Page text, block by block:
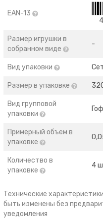
EAN-13
Размер игрушки в
собранном виде
-
Вид упаковки
Размер в упаковке
Вид групповой
упаковки
Примерный объем в
упаковке
Количество в
упаковке
4
Технические
быть изменены без
уведомления